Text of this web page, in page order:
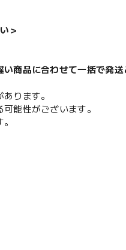
＞
商品に合わせて一括で発送
ります。
能性がございます。